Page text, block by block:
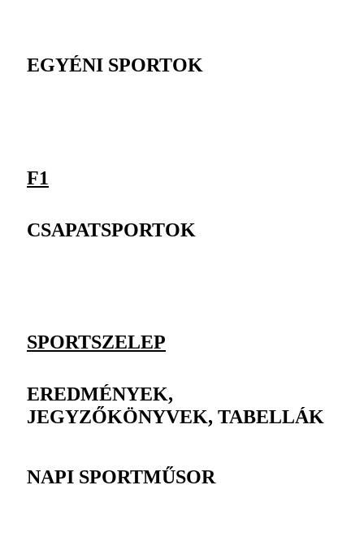
EGYÉNI SPORTOK
F1
CSAPATSPORTOK
SPORTSZELEP
EREDMÉNYEK,
JEGYZŐKÖNYVEK, TABELLÁK
NAPI SPORTMŰSOR